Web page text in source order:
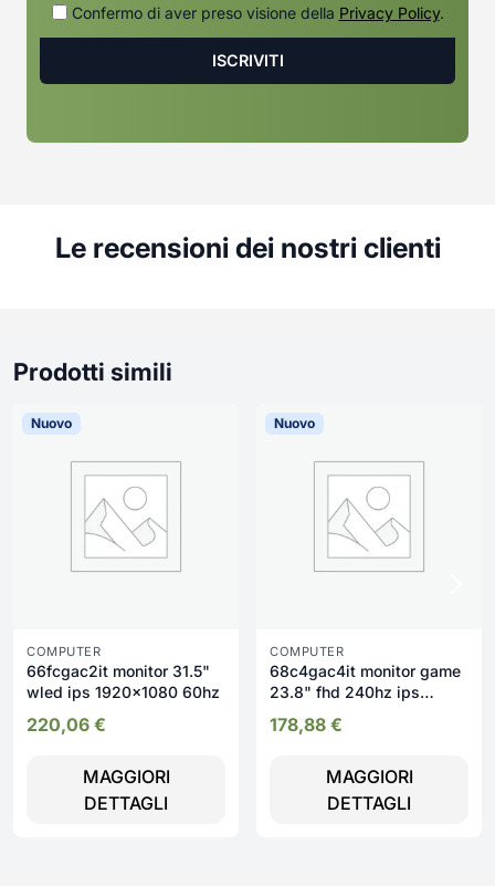
Confermo di aver preso visione della Privacy Policy.
Le recensioni dei nostri clienti
Prodotti simili
Nuovo
COMPUTER
66fcgac2it monitor 31.5"
wled ips 1920x1080 60hz
220,06 €
MAGGIORI
DETTAGLI
Nuovo
COMPUTER
68c4gac4it monitor game
23.8" fhd 240hz ips
178,88 €
MAGGIORI
DETTAGLI